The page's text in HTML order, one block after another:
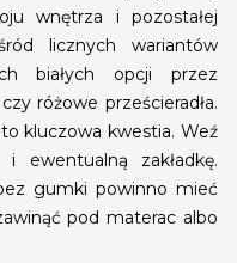
wnętrza i pozostałej
licznych wariantów
białych opcji przez
różowe prześcieradła.
kluczowa kwestia. Weź
ewentualną zakładkę.
gumki powinno mieć
pod materac albo